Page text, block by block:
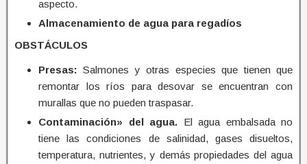
aspecto.
Almacenamiento de agua para regadíos
OBSTÁCULOS
Presas:Salmones y otras especies que tienen que
remontar los ríos para desovar se encuentran con
murallas que no pueden traspasar.
Contaminación» del agua. El agua embalsada no
tiene las condiciones de salinidad, gases disueltos,
temperatura, nutrientes, y demás propiedades del agua